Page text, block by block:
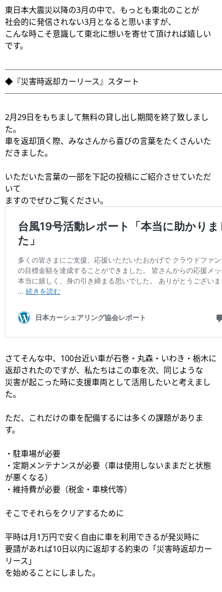
東日本大震災以降の3月の中で、もっとも東北のことが
社会的に発信されない3月となると思いますが、
こんな時こそ意識して東北に想いを寄せて頂ければ嬉しい
です。
◆『災害時返却カーリース』スタート
2月29日をもちまして無料の貸し出し期間を終了致しまし
た。
車を返却頂く際、みなさんから喜びの言葉をたくさんいた
だきました。
いただいた言葉の一部を下記の投稿にご紹介させていただ
いて
ますのでぜひご覧ください。
さてそんな中、100台近い車が石巻・丸森・いわき・栃木に
返却されたのですが、私たちはこの車を次、同じような
災害が起こった時に支援車両として活用したいと考えまし
た。
ただ、これだけの車を配備するには多くの課題がありま
す。
・駐車場が必要
・定期メンテナンスが必要（車は使用しないままだと状態
が悪くなる）
・維持費が必要（税金・車検代等）
そこでそれらをクリアするために
平時は月1万円で安く自由に車を利用できるが発災時に
要請があれば10日以内に返却する約束の「災害時返却カー
リース」
を始めることにしました。